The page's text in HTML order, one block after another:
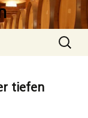
Suchen
nach:
tiefen